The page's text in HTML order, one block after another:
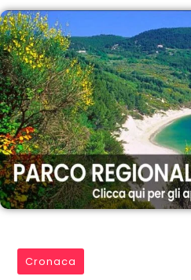
Cronaca